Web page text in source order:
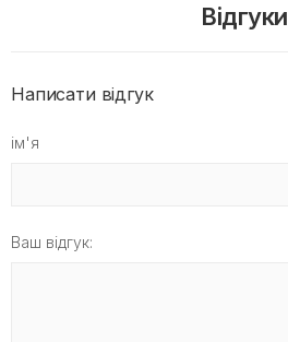
Відгуки
Написати відгук
ім'я
Ваш відгук: